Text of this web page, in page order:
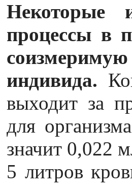
Некоторые
процессы в
индивида.
выходит за
для
значит 0,022
5 литров